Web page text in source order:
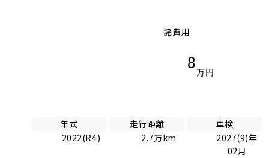
諸費用
8
万円
年式
2022(R4)
走行距離
2.7万km
車検
2027(9)年
02月